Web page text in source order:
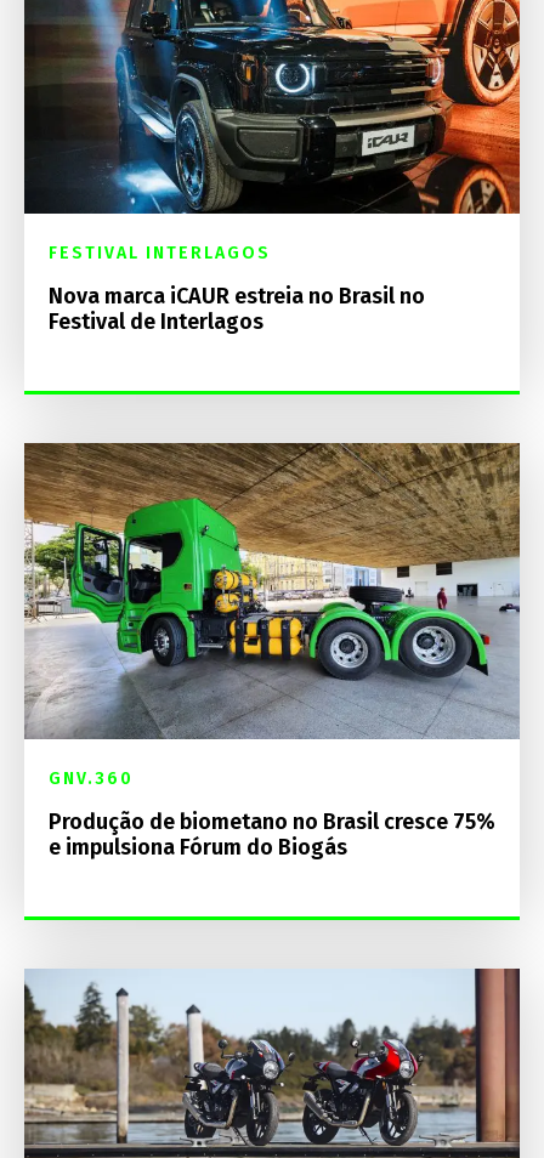
FESTIVAL INTERLAGOS
Nova marca iCAUR estreia no Brasil no
Festival de Interlagos
GNV.360
Produção de biometano no Brasil cresce 75%
e impulsiona Fórum do Biogás